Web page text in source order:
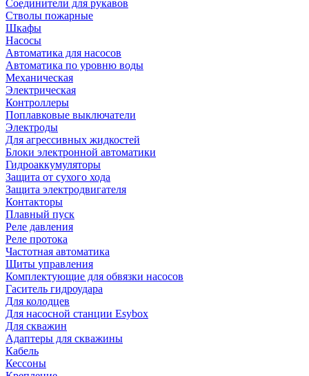
Соединители для рукавов
Стволы пожарные
Шкафы
Насосы
Автоматика для насосов
Автоматика по уровню воды
Механическая
Электрическая
Контроллеры
Поплавковые выключатели
Электроды
Для агрессивных жидкостей
Блоки электронной автоматики
Гидроаккумуляторы
Защита от сухого хода
Защита электродвигателя
Контакторы
Плавный пуск
Реле давления
Реле протока
Частотная автоматика
Щиты управления
Комплектующие для обвязки насосов
Гаситель гидроудара
Для колодцев
Для насосной станции Esybox
Для скважин
Адаптеры для скважины
Кабель
Кессоны